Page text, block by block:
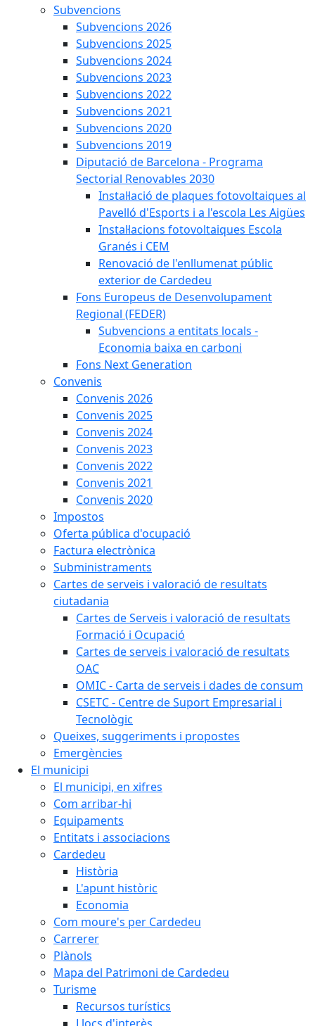
Subvencions
Subvencions 2026
Subvencions 2025
Subvencions 2024
Subvencions 2023
Subvencions 2022
Subvencions 2021
Subvencions 2020
Subvencions 2019
Diputació de Barcelona - Programa
Sectorial Renovables 2030
Instal·lació de plaques fotovoltaiques al
Pavelló d'Esports i a l'escola Les Aigües
Instal·lacions fotovoltaiques Escola
Granés i CEM
Renovació de l'enllumenat públic
exterior de Cardedeu
Fons Europeus de Desenvolupament
Regional (FEDER)
Subvencions a entitats locals -
Economia baixa en carboni
Fons Next Generation
Convenis
Convenis 2026
Convenis 2025
Convenis 2024
Convenis 2023
Convenis 2022
Convenis 2021
Convenis 2020
Impostos
Oferta pública d'ocupació
Factura electrònica
Subministraments
Cartes de serveis i valoració de resultats
ciutadania
Cartes de Serveis i valoració de resultats
Formació i Ocupació
Cartes de serveis i valoració de resultats
OAC
OMIC - Carta de serveis i dades de consum
CSETC - Centre de Suport Empresarial i
Tecnològic
Queixes, suggeriments i propostes
Emergències
El municipi
El municipi, en xifres
Com arribar-hi
Equipaments
Entitats i associacions
Cardedeu
Història
L'apunt històric
Economia
Com moure's per Cardedeu
Carrerer
Plànols
Mapa del Patrimoni de Cardedeu
Turisme
Recursos turístics